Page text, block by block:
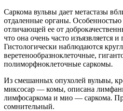
Саркома вульвы дает метастазы
отдаленные органы.
отличающей ее от
что она очень часто изъязвляется
Гистологически наблюдаются
веретенообразноклеточные,
полиморфноклеточные саркомы.
Из смешанных опухолей вульвы,
миксосар — комы, описана
лимфосаркома и мио — саркома.
сомнительный.